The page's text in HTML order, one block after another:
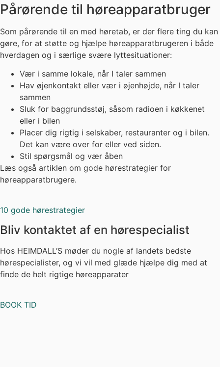
Pårørende til høreapparatbruger
Som pårørende til en med høretab, er der flere ting du kan
gøre, for at støtte og hjælpe høreapparatbrugeren i både
hverdagen og i særlige svære lyttesituationer:
Vær i samme lokale, når I taler sammen
Hav øjenkontakt eller vær i øjenhøjde, når I taler
sammen
Sluk for baggrundsstøj, såsom radioen i køkkenet
eller i bilen
Placer dig rigtig i selskaber, restauranter og i bilen.
Det kan være over for eller ved siden.
Stil spørgsmål og vær åben
Læs også artiklen om gode hørestrategier for
høreapparatbrugere.
10 gode hørestrategier
Bliv kontaktet af en hørespecialist
Hos HEIMDALL’S møder du nogle af landets bedste
hørespecialister, og vi vil med glæde hjælpe dig med at
finde de helt rigtige høreapparater
BOOK TID